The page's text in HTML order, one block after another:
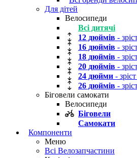
Для дітей
Велосипеди
Всі дитячі
12 дюймів -
16 дюймів -
18 дюймів -
20 дюймів -
24 дюйми -
26 дюймів -
Біговели самокати
Велосипеди
Біговели
Самокати
Компоненти
Меню
Всі Велозапчастини